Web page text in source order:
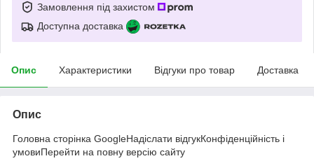
Замовлення під захистом
Доступна доставка
Опис Характеристики Відгуки про товар Доставка
Опис
Головна сторінка GoogleНадіслати відгукКонфіденційність і
умовиПерейти на повну версію сайту